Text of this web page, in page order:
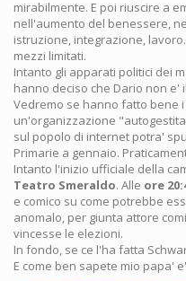
mirabilmente. E poi riuscire a
nell'aumento del benessere,
istruzione, integrazione,
mezzi limitati.
Intanto gli apparati politici dei
hanno deciso che Dario non e'
Vedremo se hanno fatto bene i
un'organizzazione
sul popolo di internet potra'
Primarie a gennaio.
Intanto l'inizio ufficiale della
Teatro Smeraldo. Alle ore
e comico su come potrebbe
anomalo, per giunta attore
vincesse le elezioni.
In fondo, se ce l'ha fatta
E come ben sapete mio papa'